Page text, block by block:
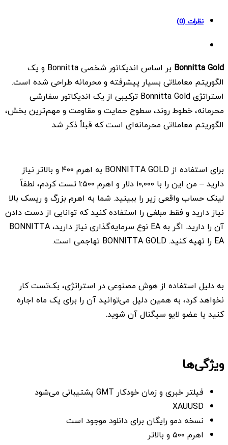
نظرات (0)
Bonnitta Gold
بر اساس اندیکاتور شخصی Bonnitta و یک
الگوریتم معاملاتی بسیار پیشرفته و محرمانه طراحی شده است.
استراتژی Bonnitta Gold ترکیبی از یک اندیکاتور سفارشی
محرمانه، خطوط روند، سطوح حمایت و مقاومت و مهم‌ترین بخش،
الگوریتم معاملاتی محرمانه‌ای است که قبلاً ذکر شد.
برای استفاده از BONNITTA GOLD به اهرم ۴۰۰ و بالاتر نیاز
دارید – من این را با ۱۰,۰۰۰ دلار و اهرم ۱:۵۰۰ تست کردم، لطفاً
لینک حساب واقعی زیر را ببینید. شما به اهرم بزرگ و ریسک بالا
نیاز دارید و فقط مبلغی را استفاده کنید که توانایی از دست دادن
آن را دارید. اگر به EA نوع سرمایه‌گذاری نیاز دارید، BONNITTA
EA را تهیه کنید. BONNITTA GOLD تهاجمی است.
به دلیل استفاده از هوش مصنوعی در استراتژی، بک‌تست کار
نخواهد کرد، به همین دلیل می‌توانید آن را برای یک ماه اجاره
کنید یا عضو لایو سیگنال آن شوید.
ویژگی‌ها
فیلتر خبری و زمان خودکار GMT پشتیبانی می‌شود
XAUUSD
نسخه دمو رایگان برای دانلود موجود است
اهرم ۵۰۰ و بالاتر